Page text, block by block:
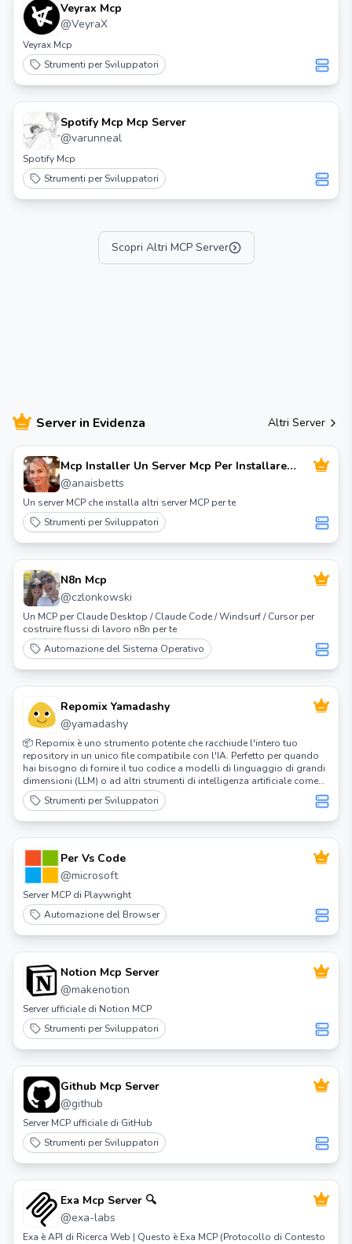
Veyrax Mcp
@VeyraX
Veyrax Mcp
Strumenti per Sviluppatori
Spotify Mcp Mcp Server
@varunneal
Spotify Mcp
Strumenti per Sviluppatori
Scopri Altri MCP Server
Server in Evidenza Altri Server
Mcp Installer Un Server Mcp Per Installare
Server Mcp
@anaisbetts
Un server MCP che installa altri server MCP per te
Strumenti per Sviluppatori
N8n Mcp
@czlonkowski
Un MCP per Claude Desktop / Claude Code / Windsurf / Cursor per
costruire flussi di lavoro n8n per te
Automazione del Sistema Operativo
Repomix Yamadashy
@yamadashy
📦 Repomix è uno strumento potente che racchiude l'intero tuo
repository in un unico file compatibile con l'IA. Perfetto per quando
hai bisogno di fornire il tuo codice a modelli di linguaggio di grandi
dimensioni (LLM) o ad altri strumenti di intelligenza artificiale come
Claude, ChatGPT, DeepSeek, Perplexity, Gemini, Gemma, Llama, Grok
e altri.Strumenti per Sviluppatori
Per Vs Code
@microsoft
Server MCP di Playwright
Automazione del Browser
Notion Mcp Server
@makenotion
Server ufficiale di Notion MCP
Strumenti per Sviluppatori
Github Mcp Server
@github
Server MCP ufficiale di GitHub
Strumenti per Sviluppatori
Exa Mcp Server 🔍
@exa-labs
Exa è API di Ricerca Web | Questo è Exa MCP (Protocollo di Contesto